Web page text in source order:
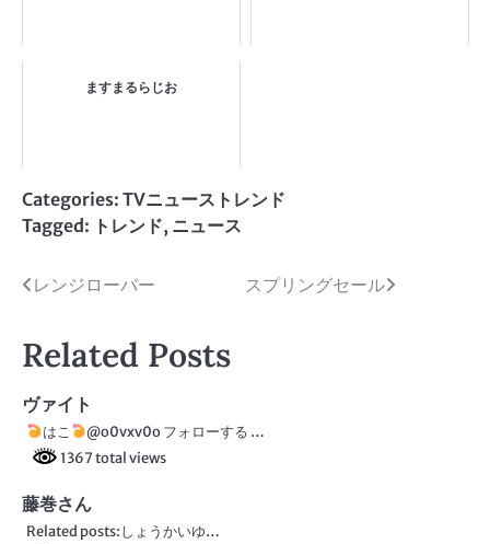
ますまるらじお
Categories: TVニューストレンド
Tagged: トレンド, ニュース
投
ナ
ビ
ゲ
ー
シ
レンジローバー スプリングセール
Related Posts
ヴァイト
はこ
@o0vxv0o フォローする …
1367 total views
藤巻さん
Related posts:しょうかいゆ…